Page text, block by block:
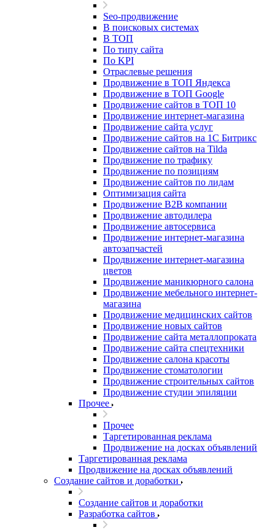
Seo-продвижение
В поисковых системах
В ТОП
По типу сайта
По KPI
Отраслевые решения
Продвижение в ТОП Яндекса
Продвижение в ТОП Google
Продвижение сайтов в ТОП 10
Продвижение интернет-магазина
Продвижение сайта услуг
Продвижение сайтов на 1С Битрикс
Продвижение сайтов на Tilda
Продвижение по трафику
Продвижение по позициям
Продвижение сайтов по лидам
Оптимизация сайта
Продвижение B2B компании
Продвижение автодилера
Продвижение автосервиса
Продвижение интернет-магазина
автозапчастей
Продвижение интернет-магазина
цветов
Продвижение маникюрного салона
Продвижение мебельного интернет-
магазина
Продвижение медицинских сайтов
Продвижение новых сайтов
Продвижение сайта металлопроката
Продвижение сайта спецтехники
Продвижение салона красоты
Продвижение стоматологии
Продвижение строительных сайтов
Продвижение студии эпиляции
Прочее
Прочее
Таргетированная реклама
Продвижение на досках объявлений
Таргетированная реклама
Продвижение на досках объявлений
Создание сайтов и доработки
Создание сайтов и доработки
Разработка сайтов